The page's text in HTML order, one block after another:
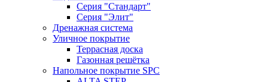
Серия "Стандарт"
Серия "Элит"
Дренажная система
Уличное покрытие
Террасная доска
Газонная решётка
Напольное покрытие SPC